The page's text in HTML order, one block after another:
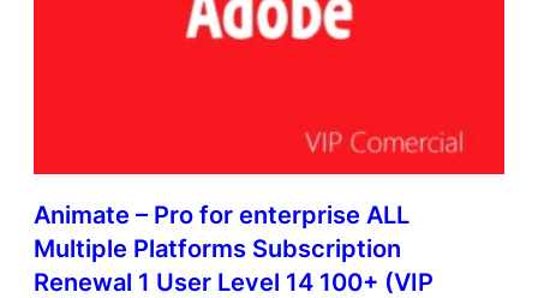
Animate – Pro for enterprise ALL
Multiple Platforms Subscription
Renewal 1 User Level 14 100+ (VIP